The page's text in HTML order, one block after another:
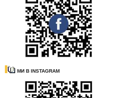
МИ В INSTAGRAM